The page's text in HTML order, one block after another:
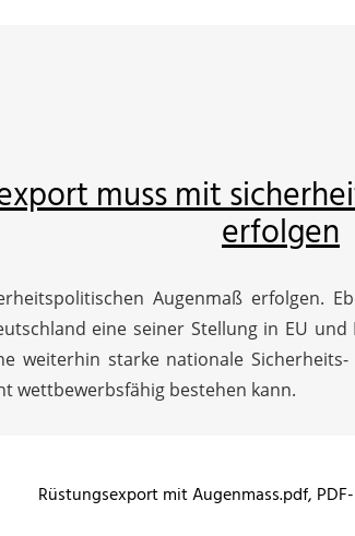
muss mit
erfolgen
Augenmaß erfolgen.
eine seiner Stellung in EU
weiterhin starke nationale
wettbewerbsfähig bestehen kann.
Rüstungsexport mit Augenmass.pdf,